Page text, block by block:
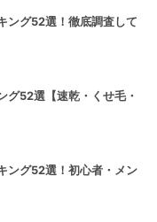
ング52選！徹底調査して
グ52選【速乾・くせ毛・
ング52選！初心者・メン